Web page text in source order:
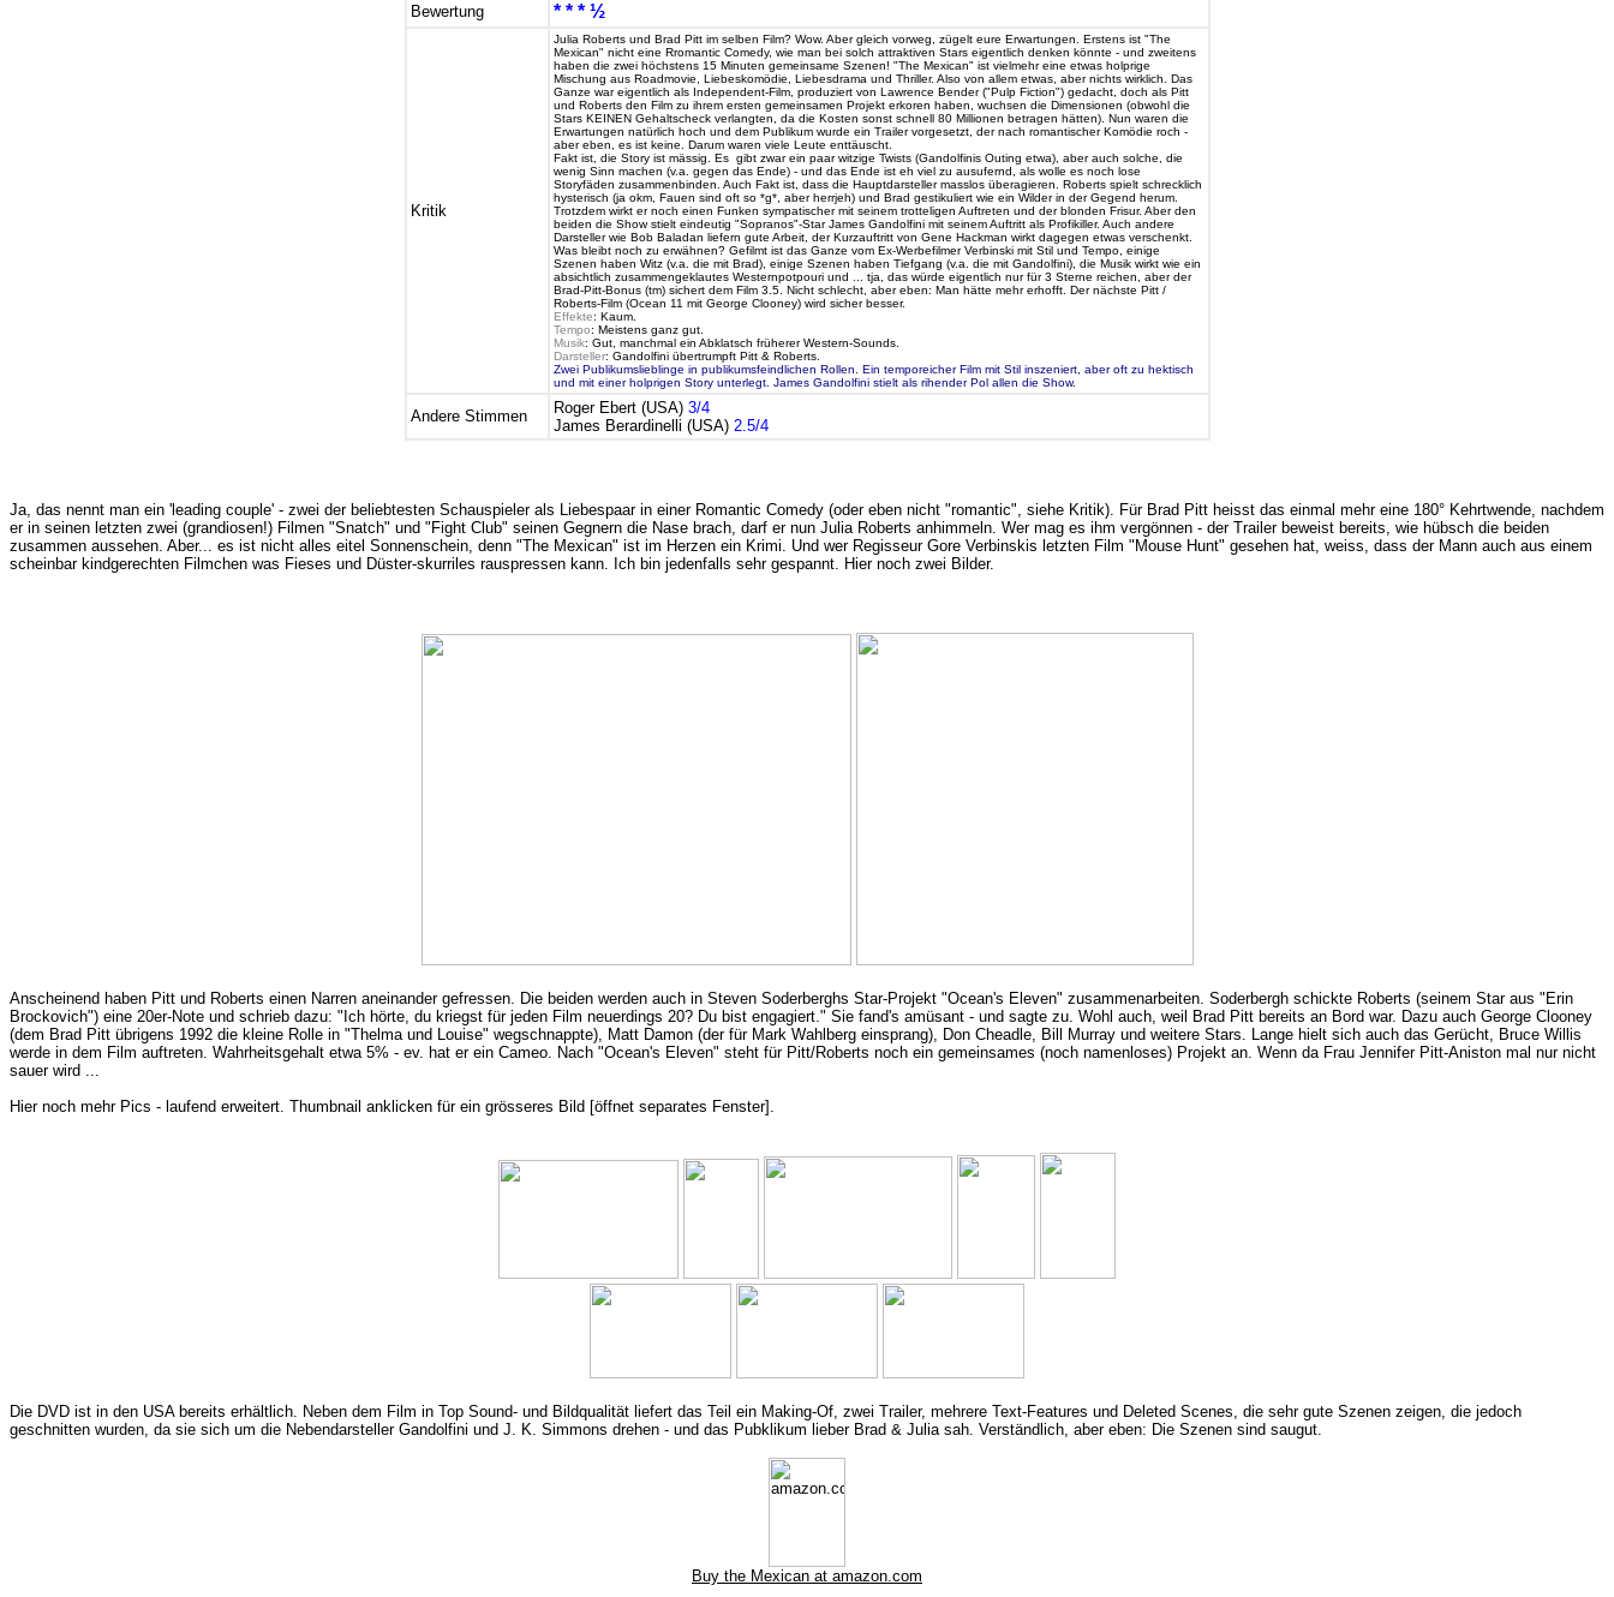
Bewertung
* * * ½
Kritik
Julia Roberts und Brad Pitt im selben Film? Wow. Aber gleich vorweg, zügelt eure Erwartungen. Erstens ist "The
Mexican" nicht eine Rromantic Comedy, wie man bei solch attraktiven Stars eigentlich denken könnte - und zweitens
haben die zwei höchstens 15 Minuten gemeinsame Szenen! "The Mexican" ist vielmehr eine etwas holprige
Mischung aus Roadmovie, Liebeskomödie, Liebesdrama und Thriller. Also von allem etwas, aber nichts wirklich. Das
Ganze war eigentlich als Independent-Film, produziert von Lawrence Bender ("Pulp Fiction") gedacht, doch als Pitt
und Roberts den Film zu ihrem ersten gemeinsamen Projekt erkoren haben, wuchsen die Dimensionen (obwohl die
Stars KEINEN Gehaltscheck verlangten, da die Kosten sonst schnell 80 Millionen betragen hätten). Nun waren die
Erwartungen natürlich hoch und dem Publikum wurde ein Trailer vorgesetzt, der nach romantischer Komödie roch -
aber eben, es ist keine. Darum waren viele Leute enttäuscht.
Fakt ist, die Story ist mässig. Es gibt zwar ein paar witzige Twists (Gandolfinis Outing etwa), aber auch solche, die
wenig Sinn machen (v.a. gegen das Ende) - und das Ende ist eh viel zu ausufernd, als wolle es noch lose
Storyfäden zusammenbinden. Auch Fakt ist, dass die Hauptdarsteller masslos überagieren. Roberts spielt schrecklich
hysterisch (ja okm, Fauen sind oft so *g*, aber herrjeh) und Brad gestikuliert wie ein Wilder in der Gegend herum.
Trotzdem wirkt er noch einen Funken sympatischer mit seinem trotteligen Auftreten und der blonden Frisur. Aber den
beiden die Show stielt eindeutig "Sopranos"-Star James Gandolfini mit seinem Auftritt als Profikiller. Auch andere
Darsteller wie Bob Baladan liefern gute Arbeit, der Kurzauftritt von Gene Hackman wirkt dagegen etwas verschenkt.
Was bleibt noch zu erwähnen? Gefilmt ist das Ganze vom Ex-Werbefilmer Verbinski mit Stil und Tempo, einige
Szenen haben Witz (v.a. die mit Brad), einige Szenen haben Tiefgang (v.a. die mit Gandolfini), die Musik wirkt wie ein
absichtlich zusammengeklautes Westernpotpouri und ... tja, das würde eigentlich nur für 3 Sterne reichen, aber der
Brad-Pitt-Bonus (tm) sichert dem Film 3.5. Nicht schlecht, aber eben: Man hätte mehr erhofft. Der nächste Pitt /
Roberts-Film (Ocean 11 mit George Clooney) wird sicher besser.
Effekte: Kaum.
Tempo: Meistens ganz gut.
Musik: Gut, manchmal ein Abklatsch früherer Western-Sounds.
Darsteller: Gandolfini übertrumpft Pitt & Roberts.
Zwei Publikumslieblinge in publikumsfeindlichen Rollen. Ein temporeicher Film mit Stil inszeniert, aber oft zu hektisch
und mit einer holprigen Story unterlegt. James Gandolfini stielt als rihender Pol allen die Show.
Andere Stimmen Roger Ebert (USA) 3/4
James Berardinelli (USA) 2.5/4
Ja, das nennt man ein 'leading couple' - zwei der beliebtesten Schauspieler als Liebespaar in einer Romantic Comedy (oder eben nicht "romantic", siehe Kritik). Für Brad Pitt heisst das einmal mehr eine 180° Kehrtwende, nachdem
er in seinen letzten zwei (grandiosen!) Filmen "Snatch" und "Fight Club" seinen Gegnern die Nase brach, darf er nun Julia Roberts anhimmeln. Wer mag es ihm vergönnen - der Trailerbeweist bereits, wie hübsch die beiden
zusammen aussehen. Aber... es ist nicht alles eitel Sonnenschein, denn "The Mexican" ist im Herzen ein Krimi. Und wer Regisseur Gore Verbinskis letzten Film "Mouse Hunt" gesehen hat, weiss, dass der Mann auch aus einem
scheinbar kindgerechten Filmchen was Fieses und Düster-skurriles rauspressen kann. Ich bin jedenfalls sehr gespannt. Hier noch zwei Bilder.
Anscheinend haben Pitt und Roberts einen Narren aneinander gefressen. Die beiden werden auch in Steven Soderberghs Star-Projekt "Ocean's Eleven" zusammenarbeiten. Soderbergh schickte Roberts (seinem Star aus "Erin
Brockovich") eine 20er-Note und schrieb dazu: "Ich hörte, du kriegst für jeden Film neuerdings 20? Du bist engagiert." Sie fand's amüsant - und sagte zu. Wohl auch, weil Brad Pitt bereits an Bord war. Dazu auch George Clooney
(dem Brad Pitt übrigens 1992 die kleine Rolle in "Thelma und Louise" wegschnappte), Matt Damon (der für Mark Wahlberg einsprang), Don Cheadle, Bill Murray und weitere Stars. Lange hielt sich auch das Gerücht, Bruce Willis
werde in dem Film auftreten. Wahrheitsgehalt etwa 5% - ev. hat er ein Cameo. Nach "Ocean's Eleven" steht für Pitt/Roberts noch ein gemeinsames (noch namenloses) Projekt an. Wenn da Frau Jennifer Pitt-Aniston mal nur nicht
sauer wird ...
Hier noch mehr Pics - laufend erweitert. Thumbnail anklicken für ein grösseres Bild [öffnet separates Fenster].
Die DVD ist in den USA bereits erhältlich. Neben dem Film in Top Sound- und Bildqualität liefert das Teil ein Making-Of, zwei Trailer, mehrere Text-Features und Deleted Scenes, die sehr gute Szenen zeigen, die jedoch
geschnitten wurden, da sie sich um die Nebendarsteller Gandolfini und J. K. Simmons drehen - und das Pubklikum lieber Brad & Julia sah. Verständlich, aber eben: Die Szenen sind saugut.
Buy the Mexican at amazon.com